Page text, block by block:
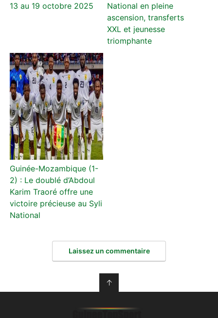
13 au 19 octobre 2025
National en pleine
ascension, transferts
XXL et jeunesse
triomphante
Guinée-Mozambique (1-
2) : Le doublé d’Abdoul
Karim Traoré offre une
victoire précieuse au Syli
National
Laissez un commentaire
↑